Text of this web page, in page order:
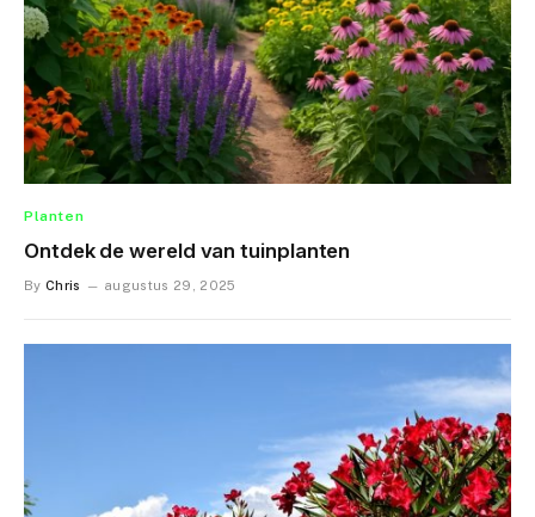
Planten
Ontdek de wereld van tuinplanten
By Chris augustus 29, 2025